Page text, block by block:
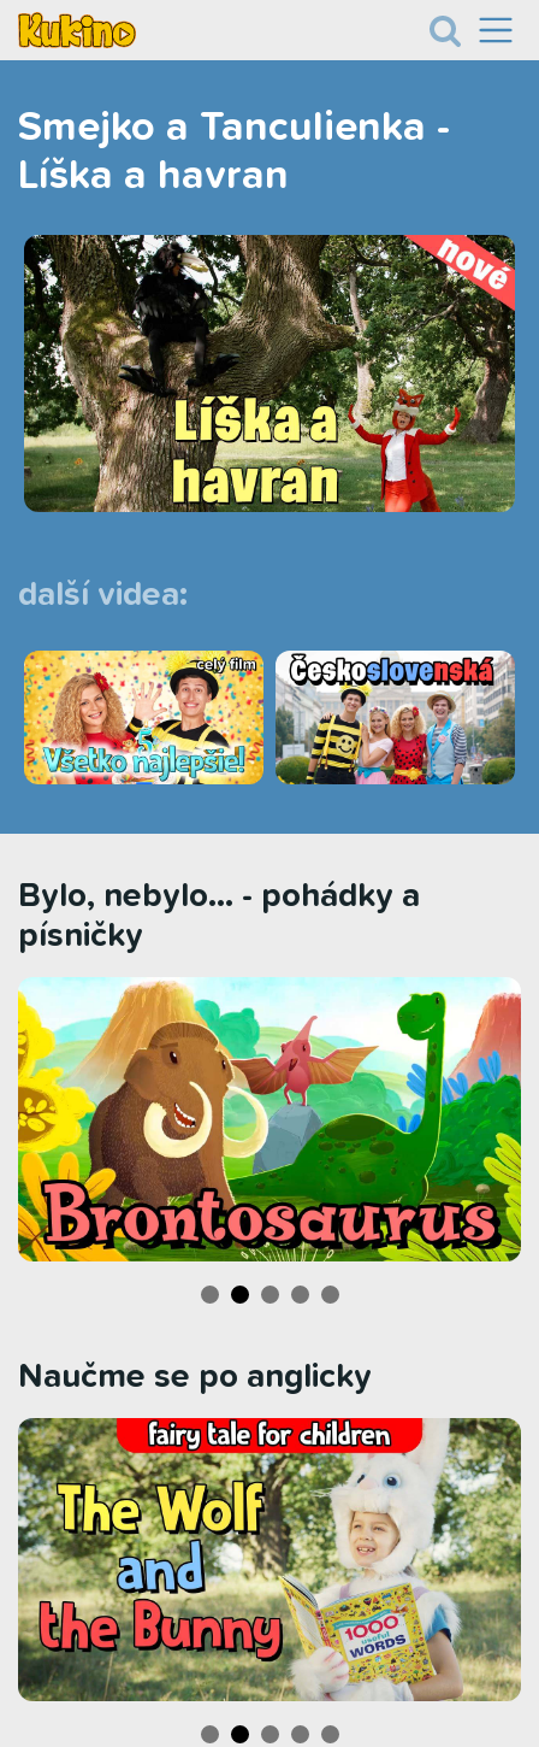
Smejko a Tanculienka -
Líška a havran
další videa:
Bylo, nebylo... - pohádky a
písničky
Naučme se po anglicky